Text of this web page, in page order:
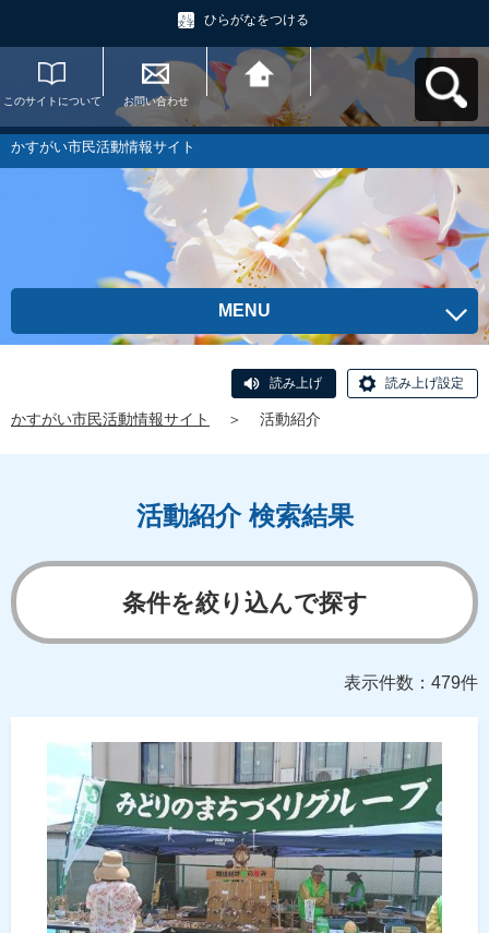
ひらがなをつける
このサイトについて お問い合わせ
かすがい市民活動情
報サイトへ戻る
かすがい市民活動情報サイト
MENU
読み上げ 読み上げ設定
かすがい市民活動情報サイト ＞ 活動紹介
活動紹介 検索結果
条件を絞り込んで探す
表示件数：479件